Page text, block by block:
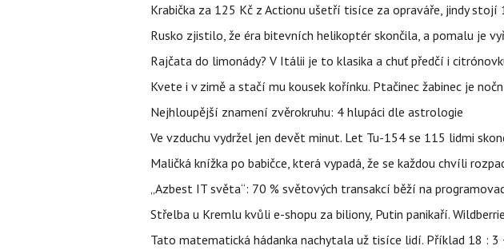
Krabička za 125 Kč z Actionu ušetří tisíce za opraváře, jindy stojí
Rusko zjistilo, že éra bitevních helikoptér skončila, a pomalu je
Rajčata do limonády? V Itálii je to klasika a chuť předčí i
Kvete i v zimě a stačí mu kousek kořínku. Ptačinec žabinec je
Nejhloupější znamení zvěrokruhu: 4 hlupáci dle astrologie
Ve vzduchu vydržel jen devět minut. Let Tu-154 se 115 lidmi
Maličká knížka po babičce, která vypadá, že se každou chvíli
„Azbest IT světa“: 70 % světových transakcí běží na
Střelba u Kremlu kvůli e-shopu za biliony, Putin panikaří.
Tato matematická hádanka nachytala už tisíce lidí. Příklad 18 :